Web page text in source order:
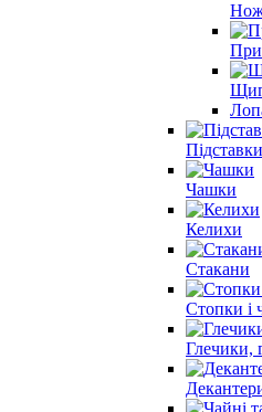
Чашки
Келихи
Стакани
Стопки і
Глечики,